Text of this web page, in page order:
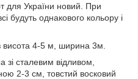
для України новий. При
будуть однакового кольору і
висота 4-5 м, ширина 3м.
зі сталевим відливом,
2-3 см, товстий восковий